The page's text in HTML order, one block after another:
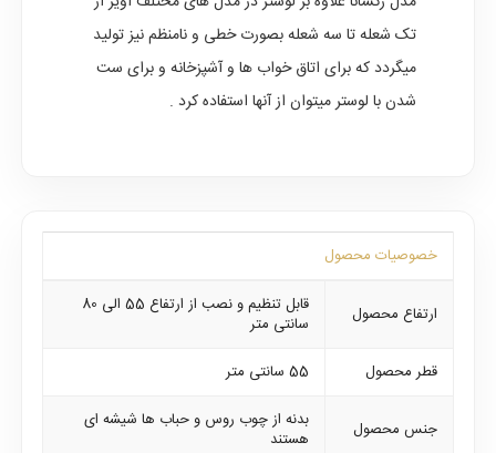
تک شعله تا سه شعله بصورت خطی و نامنظم نیز تولید
میگردد که برای اتاق خواب ها و آشپزخانه و برای ست
شدن با لوستر میتوان از آنها استفاده کرد .
خصوصیات محصول
ارتفاع محصول
قابل تنظیم و نصب از ارتفاع 55 الی 80
سانتی متر
قطر محصول
55 سانتی متر
جنس محصول
بدنه از چوب روس و حباب ها شیشه ای
هستند